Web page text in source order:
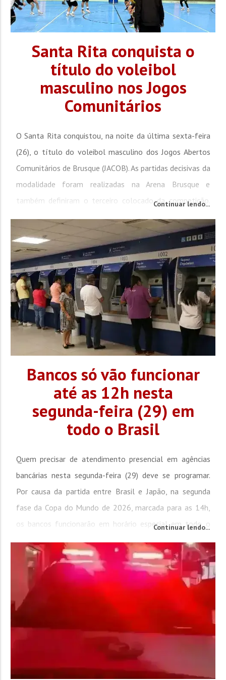
Santa Rita conquista o
título do voleibol
masculino nos Jogos
Comunitários
O Santa Rita conquistou, na noite da última sexta-feira
(26), o título do voleibol masculino dos Jogos Abertos
Comunitários de Brusque (JACOB). As partidas decisivas da
modalidade foram realizadas na Arena Brusque e
também definiram o terceiro colocado da competição.
Joaquim por 2 sets a 0, com parciais de 25/15 e 25/18. A
equipe demonstrou superioridade desde o início do...
Continuar lendo...
Bancos só vão funcionar
até as 12h nesta
segunda-feira (29) em
todo o Brasil
Quem precisar de atendimento presencial em agências
bancárias nesta segunda-feira (29) deve se programar.
Por causa da partida entre Brasil e Japão, na segunda
fase da Copa do Mundo de 2026, marcada para as 14h,
os bancos funcionarão em horário especial em todo o
atendimento ao público abrirão das 9h às 12h. Segundo a
Federação Brasileira de Bancos...
Continuar lendo...